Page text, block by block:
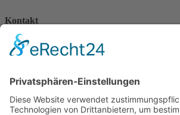
Kontakt
Königsbau / Erdgeschoss
Königstraße 28
T: 0711 29 39 20
kontakt@kaestner-stuttgart.de